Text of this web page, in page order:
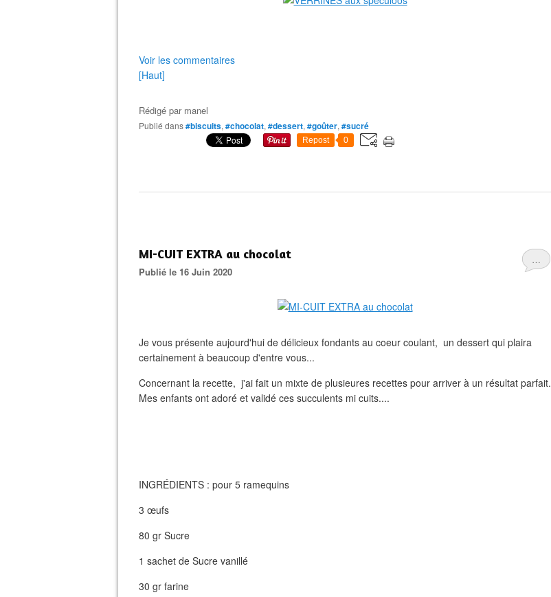
Voir les commentaires
[Haut]
Rédigé par manel
Publié dans#biscuits, #chocolat, #dessert, #goûter, #sucré
Repost 0
…
MI-CUIT EXTRA au chocolat
Publié le 16 Juin 2020
Je vous présente aujourd'hui de délicieux fondants au coeur coulant, un dessert qui plaira
certainement à beaucoup d'entre vous...
Concernant la recette, j'ai fait un mixte de plusieures recettes pour arriver à un résultat parfait.
Mes enfants ont adoré et validé ces succulents mi cuits....
INGRÉDIENTS : pour 5 ramequins
3 œufs
80 gr Sucre
1 sachet de Sucre vanillé
30 gr farine